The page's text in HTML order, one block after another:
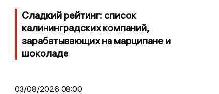
Сладкий рейтинг: список
калининградских компаний,
зарабатывающих на марципане и
шоколаде
03/08/2026 08:00